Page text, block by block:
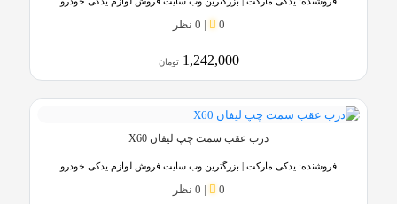
0
| 0 نظر
1,242,000 تومان
درب عقب سمت چپ لیفان X60
فروشنده: یدکی مارکت | بزرگترین وب سایت فروش لوازم یدکی خودرو
0
| 0 نظر